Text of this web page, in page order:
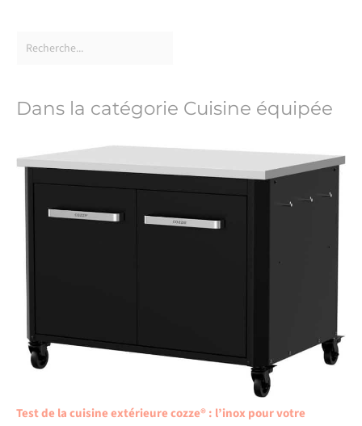
Dans la catégorie Cuisine équipée
Test de la cuisine extérieure cozze® : l’inox pour votre